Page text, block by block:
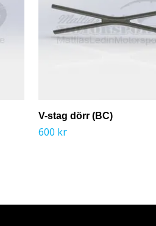
V-stag dörr (BC)
600 kr